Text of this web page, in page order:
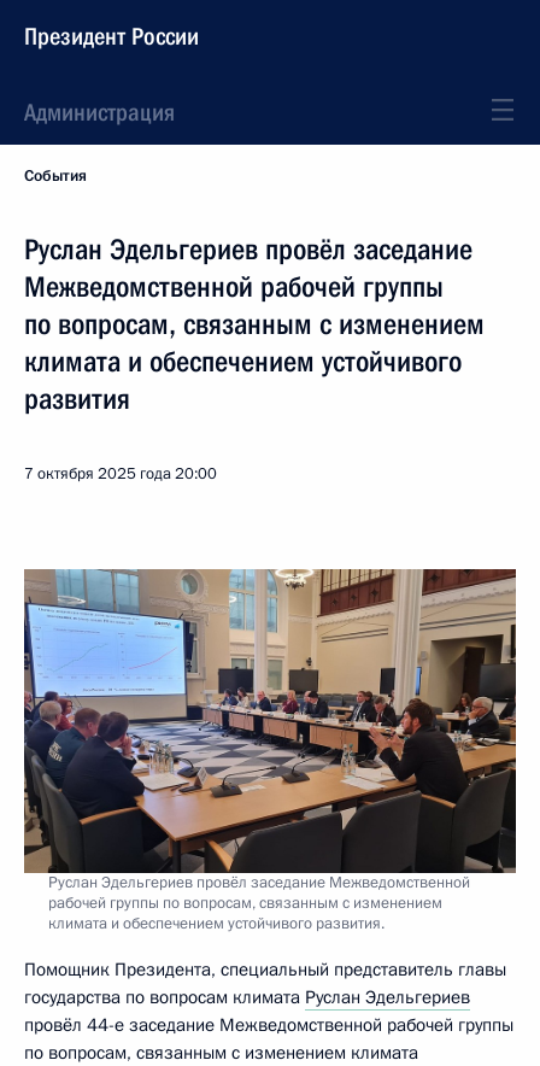
Президент России
Администрация
События
Руслан Эдельгериев провёл заседание
Межведомственной рабочей группы
по вопросам, связанным с изменением
климата и обеспечением устойчивого
развития
7 октября 2025 года20:00
Руслан Эдельгериев провёл заседание Межведомственной
рабочей группы по вопросам, связанным с изменением
климата и обеспечением устойчивого развития.
Помощник Президента, специальный представитель главы
государства по вопросам климата Руслан Эдельгериев
провёл 44-е заседание Межведомственной рабочей группы
по вопросам, связанным с изменением климата